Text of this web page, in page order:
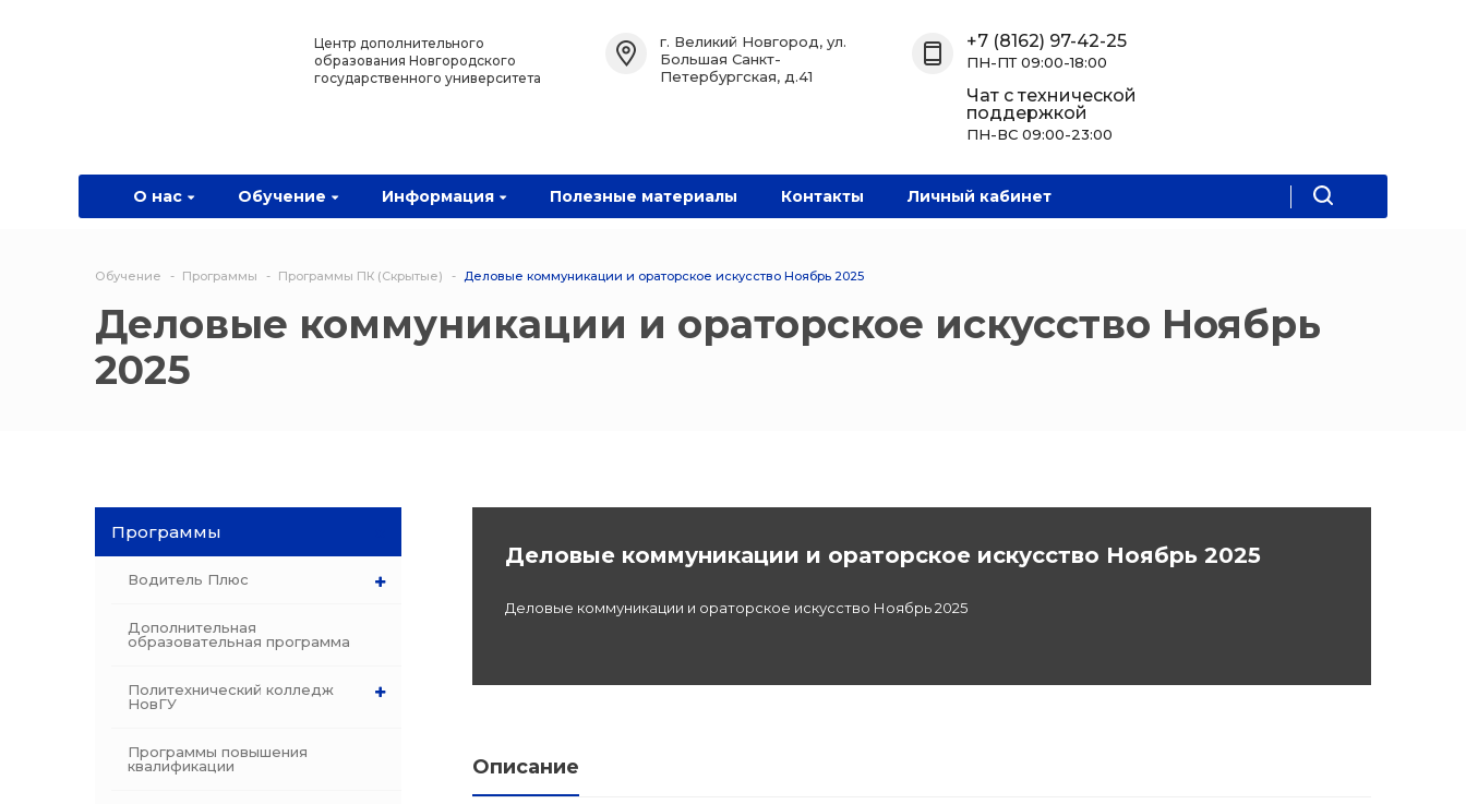
О нас Обучение Информация Полезные материалы Контакты Личный кабинет
Программы Водитель Плюс
Подготовка
подготовка Водитель Плюс
Дополнительная
образовательная
Политехнический
колледж НовГУ
Политехнический колледж
Профессиональная
Содействие занятости
профессиональной
подготовки
Проф переподготовка
и технологии
Мероприятия
Центр дополнительного
образования Новгородского
государственного университета
г. Великий Новгород, ул.
Большая Санкт-
Петербургская, д.41
+7 (8162) 97-42-25
ПН-ПТ 09:00-18:00
Чат с технической
поддержкой
ПН-ВС 09:00-23:00
Обучение Программы Программы ПК (Скрытые) Деловые коммуникации и ораторское искусство Ноябрь 2025
Деловые коммуникации и ораторское искусство Ноябрь
2025
Программы
Водитель Плюс
Дополнительная
образовательная программа
Политехнический колледж
НовГУ
Программы повышения
квалификации
Деловые коммуникации и ораторское искусство Ноябрь 2025
Деловые коммуникации и ораторское искусство Ноябрь 2025
Описание